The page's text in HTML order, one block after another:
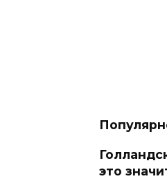
это